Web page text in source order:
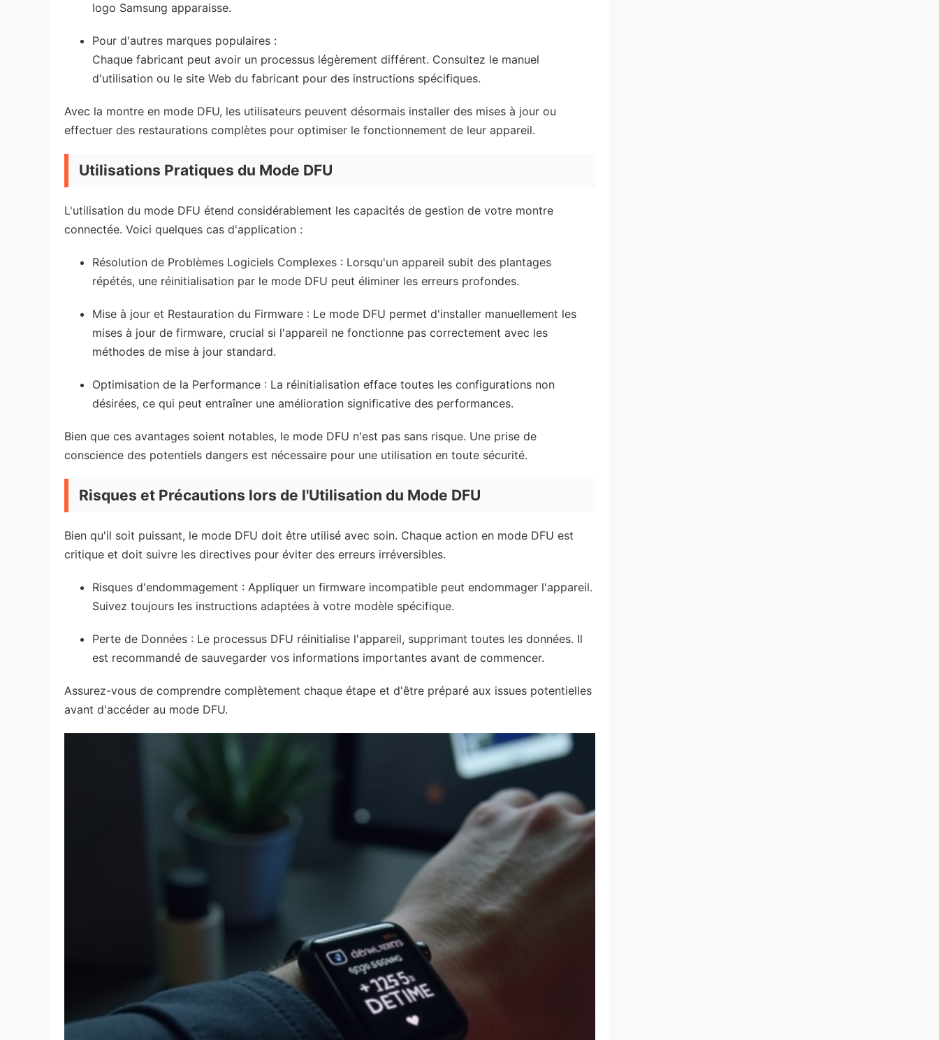
logo Samsung apparaisse.
Pour d'autres marques populaires :
Chaque fabricant peut avoir un processus légèrement différent. Consultez le manuel
d'utilisation ou le site Web du fabricant pour des instructions spécifiques.
Avec la montre en mode DFU, les utilisateurs peuvent désormais installer des mises à jour ou
effectuer des restaurations complètes pour optimiser le fonctionnement de leur appareil.
Utilisations Pratiques du Mode DFU
L'utilisation du mode DFU étend considérablement les capacités de gestion de votre montre
connectée. Voici quelques cas d'application :
Résolution de Problèmes Logiciels Complexes : Lorsqu'un appareil subit des plantages
répétés, une réinitialisation par le mode DFU peut éliminer les erreurs profondes.
Mise à jour et Restauration du Firmware : Le mode DFU permet d'installer manuellement les
mises à jour de firmware, crucial si l'appareil ne fonctionne pas correctement avec les
méthodes de mise à jour standard.
Optimisation de la Performance : La réinitialisation efface toutes les configurations non
désirées, ce qui peut entraîner une amélioration significative des performances.
Bien que ces avantages soient notables, le mode DFU n'est pas sans risque. Une prise de
conscience des potentiels dangers est nécessaire pour une utilisation en toute sécurité.
Risques et Précautions lors de l'Utilisation du Mode DFU
Bien qu'il soit puissant, le mode DFU doit être utilisé avec soin. Chaque action en mode DFU est
critique et doit suivre les directives pour éviter des erreurs irréversibles.
Risques d'endommagement : Appliquer un firmware incompatible peut endommager l'appareil.
Suivez toujours les instructions adaptées à votre modèle spécifique.
Perte de Données : Le processus DFU réinitialise l'appareil, supprimant toutes les données. Il
est recommandé de sauvegarder vos informations importantes avant de commencer.
Assurez-vous de comprendre complètement chaque étape et d'être préparé aux issues potentielles
avant d'accéder au mode DFU.